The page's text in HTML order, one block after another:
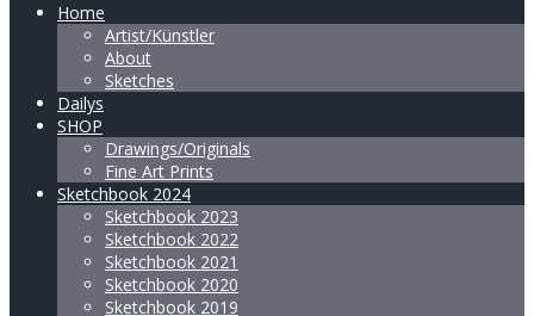
Home
Artist/Künstler
About
Sketches
Dailys
SHOP
Drawings/Originals
Fine Art Prints
Sketchbook 2024
Sketchbook 2023
Sketchbook 2022
Sketchbook 2021
Sketchbook 2020
Sketchbook 2019